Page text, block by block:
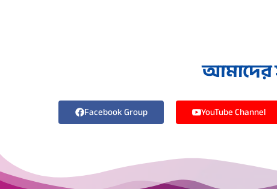
আমাদের
Facebook Group YouTube Channel